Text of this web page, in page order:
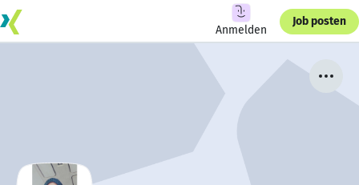
Anmelden
Job posten